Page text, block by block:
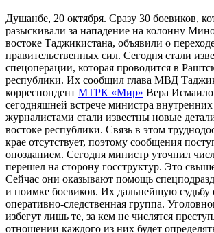
Душанбе, 20 октября. Сразу 30 боевиков,
разыскивали за нападение на колонну
востоке Таджикистана, объявили о
правительственных сил. Сегодня стали
спецоперации, которая проводится в
республики. Их сообщил глава МВД
корреспондент МТРК «Мир» Вера
сегодняшней встрече министра внутренних
журналистами стали известны новые
востоке республики. Связь в этом
крае отсутствует, поэтому сообщения
опозданием. Сегодня министр уточнил
перешел на сторону госструктур. Это
Сейчас они оказывают помощь
и поимке боевиков. Их дальнейшую судьбу
оперативно-следственная группа.
избегут лишь те, за кем не числятся
отношении каждого из них будет